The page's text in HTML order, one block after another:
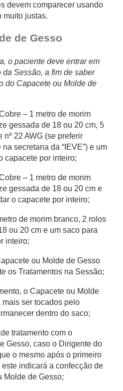
devem comparecer usando
muito justas.
de Gesso
o paciente deve entrar em
Sessão, a fim de saber
do Capacete ou Molde de
– 1 metro de morim
gessada de 18 ou 20 cm, 5
nº 22 AWG (se preferir
secretaria da “IEVE”) e um
capacete por inteiro;
– 1 metro de morim
gessada de 18 ou 20 cm e
o capacete por inteiro;
de morim branco, 2 rolos
ou 20 cm e um saco para
inteiro;
ou Molde de Gesso
os Tratamentos na Sessão;
o Capacete ou Molde
ser tocados pelo
dentro do saco;
tratamento com o
Gesso, caso o Dirigente do
o mesmo após o primeiro
indicará a confecção de
Molde de Gesso;